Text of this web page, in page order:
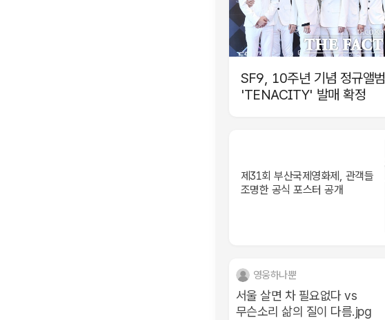
SF9, 10주년 기념 정규앨범
'TENACITY' 발매 확정
제31회 부산국제영화제, 관객들
조명한 공식 포스터 공개
영웅하나뿐
서울 살면 차 필요없다 vs
무슨소리 삶의 질이 다름.jpg